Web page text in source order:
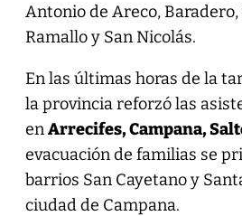
Antonio de Areco, Baradero,
Ramallo y San Nicolás.
En las últimas horas de la
la provincia reforzó las
enArrecifes, Campana,
evacuación de familias se
barrios San Cayetano y
ciudad de Campana.